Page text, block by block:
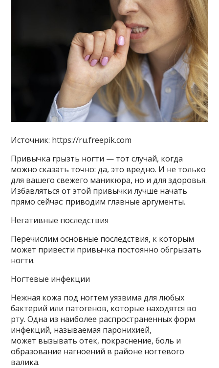
Источник: https://ru.freepik.com
Привычка грызть ногти — тот случай, когда
можно сказать точно: да, это вредно. И не только
для вашего свежего маникюра, но и для здоровья.
Избавляться от этой привычки лучше начать
прямо сейчас: приводим главные аргументы.
Негативные последствия
Перечислим основные последствия, к которым
может привести привычка постоянно обгрызать
ногти.
Ногтевые инфекции
Нежная кожа под ногтем уязвима для любых
бактерий или патогенов, которые находятся во
рту. Одна из наиболее распространенных форм
инфекций, называемая паронихией,
может вызывать отек, покраснение, боль и
образование нагноений в районе ногтевого
валика.